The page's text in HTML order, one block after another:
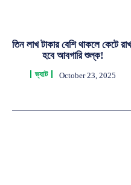
তিন লাখ টাকার বেশি থাকলে কেটে
হবে আবগারি শুল্ক!
ভ্যাট October 23, 2025